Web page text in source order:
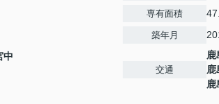
中
専有面積
築年月
交通
鹿
鹿
鹿